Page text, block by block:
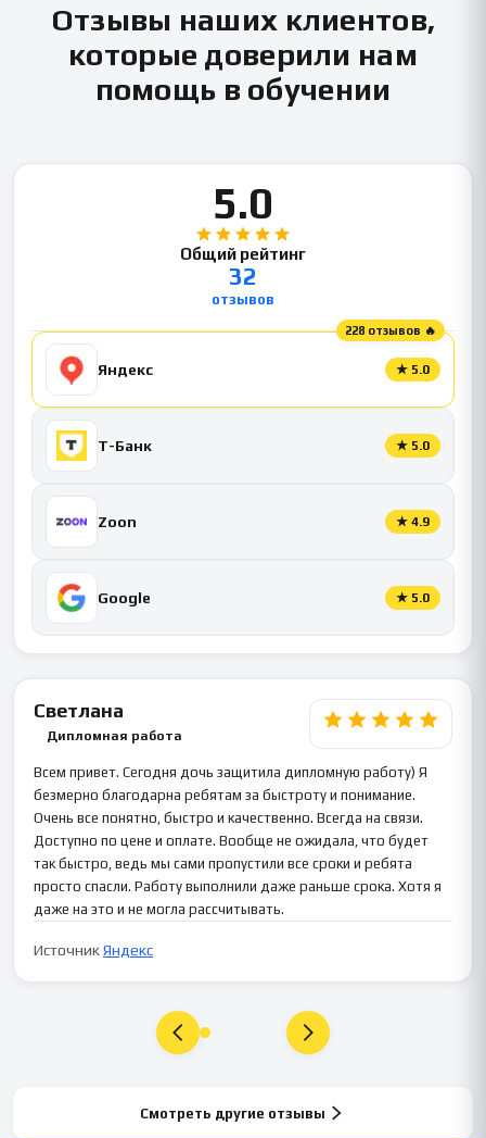
Отзывы наших клиентов,
которые доверили нам
помощь в обучении
5.0
Общий рейтинг
32
отзывов
228 отзывов 🔥
Яндекс ★ 5.0
Т-Банк ★ 5.0
Zoon ★ 4.9
Google ★ 5.0
Светлана
Дипломная работа
Всем привет. Сегодня дочь защитила дипломную работу) Я
безмерно благодарна ребятам за быстроту и понимание.
Очень все понятно, быстро и качественно. Всегда на связи.
Доступно по цене и оплате. Вообще не ожидала, что будет
так быстро, ведь мы сами пропустили все сроки и ребята
просто спасли. Работу выполнили даже раньше срока. Хотя я
даже на это и не могла рассчитывать.
ИсточникЯндекс
Смотреть другие отзывы